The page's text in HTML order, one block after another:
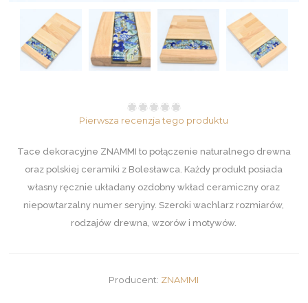
Pierwsza recenzja tego produktu
Tace dekoracyjne ZNAMMI to połączenie naturalnego drewna
oraz polskiej ceramiki z Bolesławca. Każdy produkt posiada
własny ręcznie układany ozdobny wkład ceramiczny oraz
niepowtarzalny numer seryjny. Szeroki wachlarz rozmiarów,
rodzajów drewna, wzorów i motywów.
Producent: ZNAMMI